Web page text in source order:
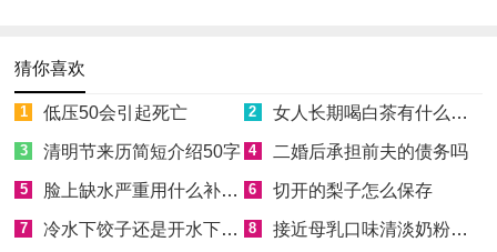
猜你喜欢
1 低压50会引起死亡 2 女人长期喝白茶有什么好处
3 清明节来历简短介绍50字 4 二婚后承担前夫的债务吗
5 脸上缺水严重用什么补水效果好 6 切开的梨子怎么保存
7 冷水下饺子还是开水下饺子 8 接近母乳口味清淡奶粉排名